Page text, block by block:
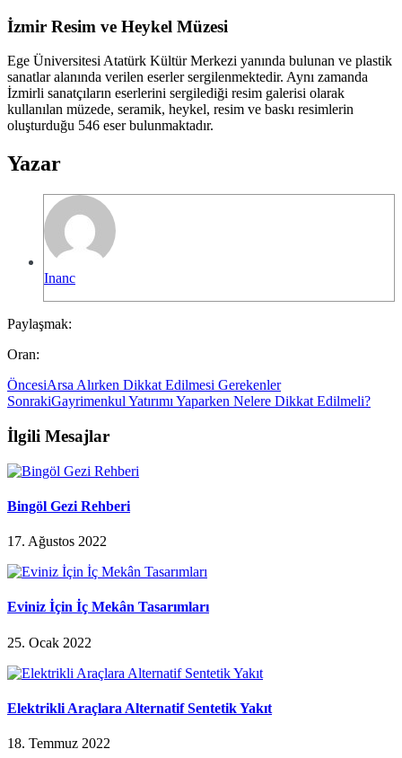
İzmir Resim ve Heykel Müzesi
Ege Üniversitesi Atatürk Kültür Merkezi yanında bulunan ve plastik
sanatlar alanında verilen eserler sergilenmektedir. Aynı zamanda
İzmirli sanatçıların eserlerini sergilediği resim galerisi olarak
kullanılan müzede, seramik, heykel, resim ve baskı resimlerin
oluşturduğu 546 eser bulunmaktadır.
Yazar
Inanc
Paylaşmak:
Oran:
ÖncesiArsa Alırken Dikkat Edilmesi Gerekenler
SonrakiGayrimenkul Yatırımı Yaparken Nelere Dikkat Edilmeli?
İlgili Mesajlar
Bingöl Gezi Rehberi
17. Ağustos 2022
Eviniz İçin İç Mekân Tasarımları
25. Ocak 2022
Elektrikli Araçlara Alternatif Sentetik Yakıt
18. Temmuz 2022